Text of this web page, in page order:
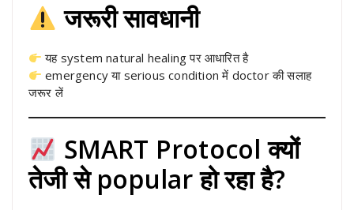
जरूरी सावधानी
यह system natural healing पर आधारित है
emergency या serious condition में doctor की सलाह
जरूर लें
SMART Protocol क्यों
तेजी से popular हो रहा है?